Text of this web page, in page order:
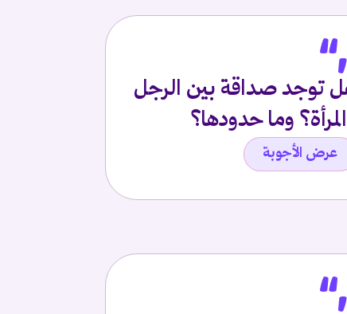
توجد صداقة بين الرجل
وما حدودها؟
عرض الأجوبة